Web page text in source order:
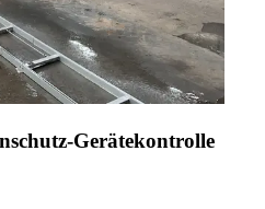
Gerätekontrolle